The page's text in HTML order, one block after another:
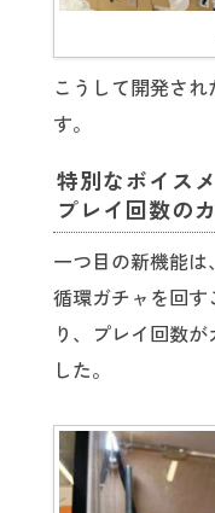
こうして開発さ
す。
特別なボイス
プレイ回数の
一つ目の新機能は
循環ガチャを回す
り、プレイ回数
した。